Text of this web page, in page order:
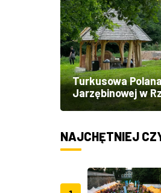
Turkusowa
Jarzębinowej w
NAJCHĘTNIEJ